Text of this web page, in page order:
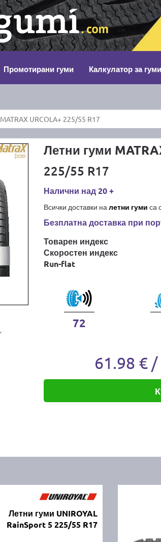
Промотирани гуми Калкулатор за гуми
MATRAX URCOLA+ 225/55 R17
Летни гуми
225/55 R17
Налични над 20 +
Всички доставки на летни гуми са
Безплатна доставка при
Товарен индекс
Скоростен индекс
Run-flat
72
61.98 €
Летни гуми UNIROYAL
RainSport 5 225/55 R17